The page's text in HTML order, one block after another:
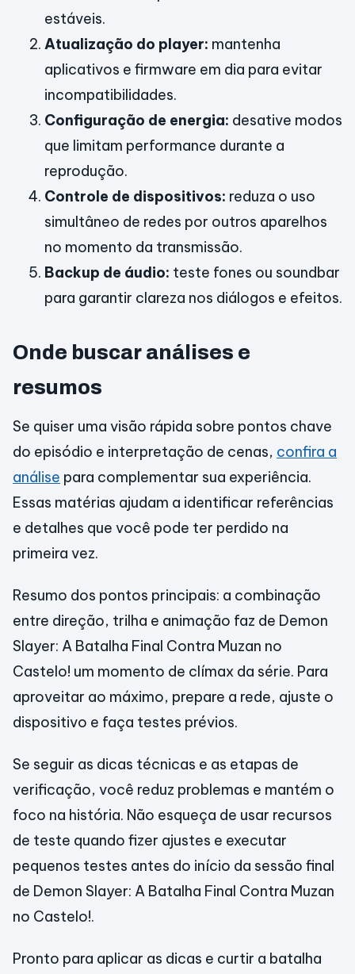
estáveis.
Atualização do player: mantenha
aplicativos e firmware em dia para evitar
incompatibilidades.
Configuração de energia: desative modos
que limitam performance durante a
reprodução.
Controle de dispositivos: reduza o uso
simultâneo de redes por outros aparelhos
no momento da transmissão.
Backup de áudio: teste fones ou soundbar
para garantir clareza nos diálogos e efeitos.
Onde buscar análises e
resumos
Se quiser uma visão rápida sobre pontos chave
do episódio e interpretação de cenas, confira a
análise para complementar sua experiência.
Essas matérias ajudam a identificar referências
e detalhes que você pode ter perdido na
primeira vez.
Resumo dos pontos principais: a combinação
entre direção, trilha e animação faz de Demon
Slayer: A Batalha Final Contra Muzan no
Castelo! um momento de clímax da série. Para
aproveitar ao máximo, prepare a rede, ajuste o
dispositivo e faça testes prévios.
Se seguir as dicas técnicas e as etapas de
verificação, você reduz problemas e mantém o
foco na história. Não esqueça de usar recursos
de teste quando fizer ajustes e executar
pequenos testes antes do início da sessão final
de Demon Slayer: A Batalha Final Contra Muzan
no Castelo!.
Pronto para aplicar as dicas e curtir a batalha